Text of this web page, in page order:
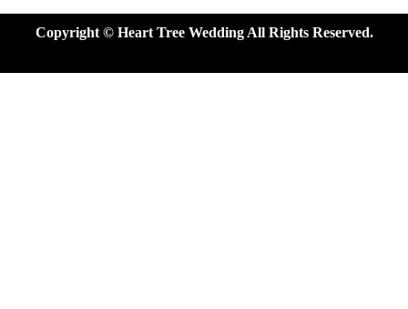
Copyright © Heart Tree Wedding All Rights Reserved.